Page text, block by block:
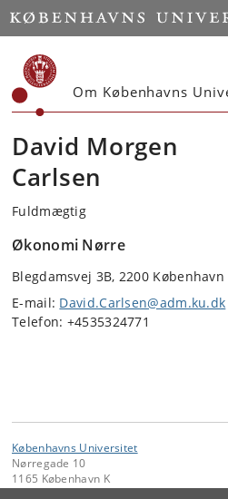
Start
Om Københavns
David Morgen
Carlsen
Fuldmægtig
Økonomi Nørre
Blegdamsvej 3B, 2200 København
E-mail: David.Carlsen@adm.ku.dk
Telefon: +4535324771
Københavns Universitet
Nørregade 10
1165 København K